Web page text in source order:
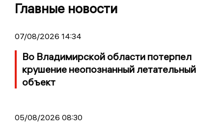
Главные новости
07/08/2026 14:34
Во Владимирской области потерпел
крушение неопознанный летательный
объект
05/08/2026 08:30